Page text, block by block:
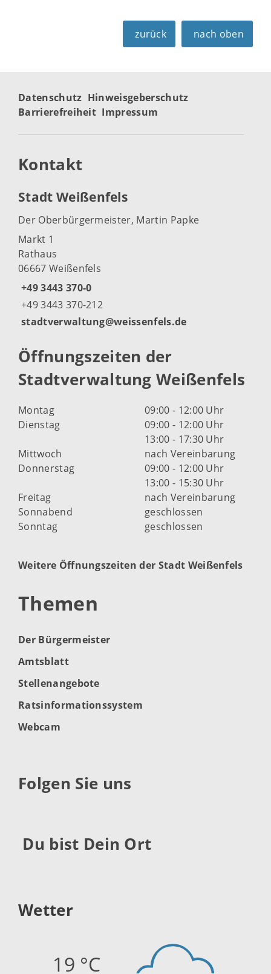
zurück nach oben
Datenschutz Hinweisgeberschutz
Barrierefreiheit Impressum
Kontakt
Stadt Weißenfels
Der Oberbürgermeister, Martin Papke
Markt 1
Rathaus
06667 Weißenfels
+49 3443 370-0
+49 3443 370-212
stadtverwaltung@weissenfels.de
Öffnungszeiten der
Stadtverwaltung Weißenfels
Montag
09:00 - 12:00 Uhr
Dienstag
09:00 - 12:00 Uhr
13:00 - 17:30 Uhr
Mittwoch
nach Vereinbarung
Donnerstag
09:00 - 12:00 Uhr
13:00 - 15:30 Uhr
Freitag
nach Vereinbarung
Sonnabend
geschlossen
Sonntag
geschlossen
Weitere Öffnungszeiten der Stadt Weißenfels
Themen
Der Bürgermeister
Amtsblatt
Stellenangebote
Ratsinformationssystem
Webcam
Folgen Sie uns
Du bist Dein Ort
Wetter
19 °C